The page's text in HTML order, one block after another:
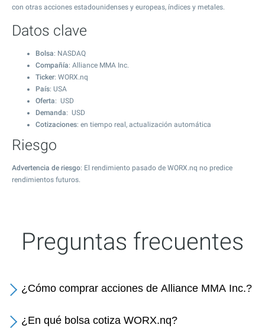
con otras acciones estadounidenses y europeas, índices y metales.
Datos clave
Bolsa: NASDAQ
Compañía: Alliance MMA Inc.
Ticker: WORX.nq
País: USA
Oferta: USD
Demanda: USD
Cotizaciones: en tiempo real, actualización automática
Riesgo
Advertencia de riesgo: El rendimiento pasado de WORX.nq no predice
rendimientos futuros.
Preguntas frecuentes
¿Cómo comprar acciones de Alliance MMA Inc.?
¿En qué bolsa cotiza WORX.nq?